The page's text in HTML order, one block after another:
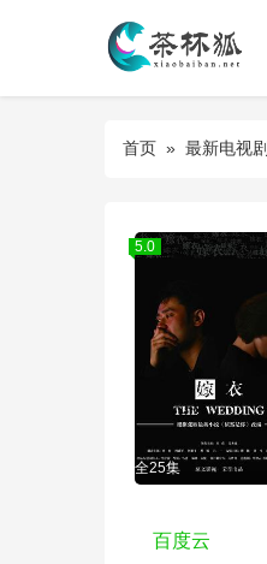
首页 » 最新电视剧
5.0
全25集
百度云